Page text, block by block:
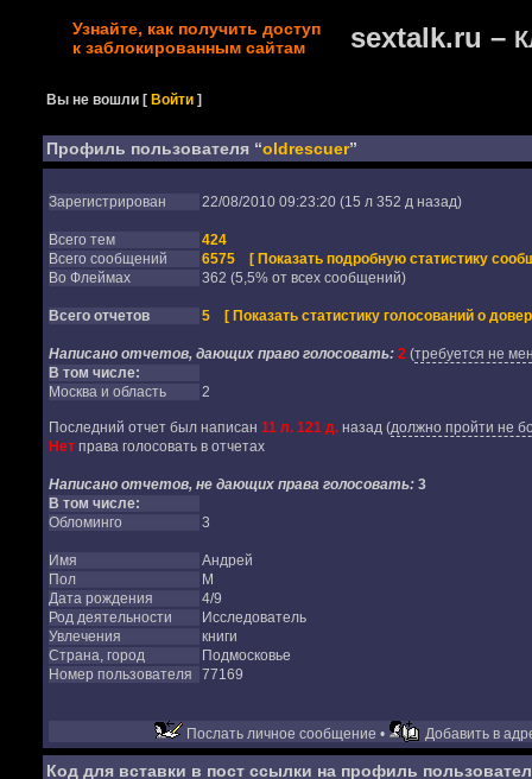
Узнайте, как получить доступ
к заблокированным сайтам
sextalk.ru –
Вы не вошли [Войти ]
Профиль пользователя “oldrescuer”
Зарегистрирован 22/08/2010 09:23:20 (15 л 352 д назад)
Всего тем
424
Всего сообщений
6575
[ Показать подробную статистику
Во Флеймах
362 (5,5% от всех сообщений)
Всего отчетов 5 [ Показать статистику голосований о
Написано отчетов, дающих право голосовать: 2(требуется не
В том числе:
Москва и область
2
Последний отчет был написан 11 л. 121 д.назад(должно пройти не
Нетправа голосовать в отчетах
Написано отчетов, не дающих права голосовать: 3
В том числе:
Обломинго
3
Имя
Андрей
Пол
М
Дата рождения
4/9
Род деятельности
Исследователь
Увлечения
книги
Страна, город
Подмосковье
Номер пользователя
77169
Послать личное сообщение • Добавить в
Код для вставки в пост ссылки на профиль